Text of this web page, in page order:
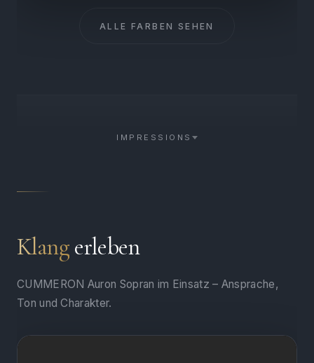
ALLE FARBEN SEHEN
IMPRESSIONS
Klangerleben
CUMMERON Auron Sopran im Einsatz – Ansprache,
Ton und Charakter.